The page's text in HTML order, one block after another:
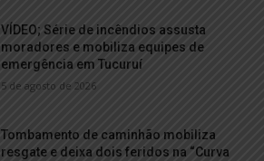
VÍDEO; Série de incêndios assusta
moradores e mobiliza equipes de
emergência em Tucuruí
5 de agosto de 2026
Tombamento de caminhão mobiliza
resgate e deixa dois feridos na “Curva